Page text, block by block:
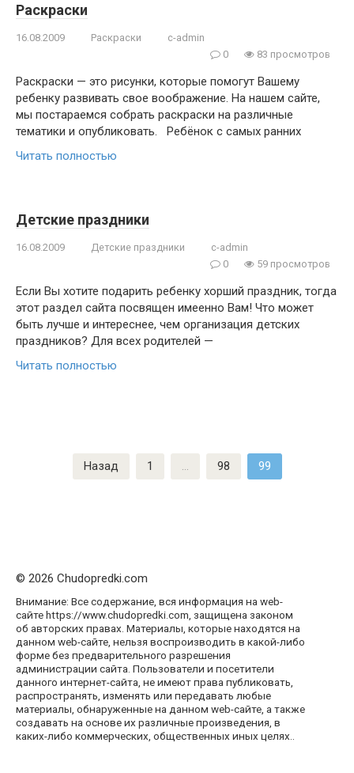
Раскраски
16.08.2009 Раскраски
c-admin
0
83 просмотров
Раскраски — это рисунки, которые помогут Вашему
ребенку развивать свое воображение. На нашем сайте,
мы постараемся собрать раскраски на различные
тематики и опубликовать. Ребёнок с самых ранних
Читать полностью
Детские праздники
16.08.2009 Детские праздники
c-admin
0
59 просмотров
Если Вы хотите подарить ребенку хорший праздник, тогда
этот раздел сайта посвящен имеенно Вам! Что может
быть лучше и интереснее, чем организация детских
праздников? Для всех родителей —
Читать полностью
Назад 1 … 98 99
© 2026 Chudopredki.com
Внимание: Все содержание, вся информация на web-
сайте https://www.chudopredki.com, защищена законом
об авторских правах. Материалы, которые находятся на
данном web-сайте, нельзя воспроизводить в какой-либо
форме без предварительного разрешения
администрации сайта. Пользователи и посетители
данного интернет-сайта, не имеют права публиковать,
распространять, изменять или передавать любые
материалы, обнаруженные на данном web-сайте, а также
создавать на основе их различные произведения, в
каких-либо коммерческих, общественных иных целях..